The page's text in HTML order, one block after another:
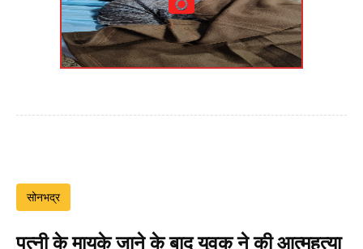
सोनभद्र
पत्नी के मायके जाने के बाद युवक ने की आत्महत्या